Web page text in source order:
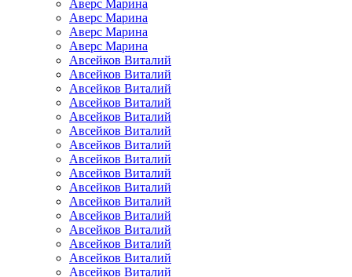
Аверс Марина
Аверс Марина
Аверс Марина
Аверс Марина
Авсейков Виталий
Авсейков Виталий
Авсейков Виталий
Авсейков Виталий
Авсейков Виталий
Авсейков Виталий
Авсейков Виталий
Авсейков Виталий
Авсейков Виталий
Авсейков Виталий
Авсейков Виталий
Авсейков Виталий
Авсейков Виталий
Авсейков Виталий
Авсейков Виталий
Авсейков Виталий